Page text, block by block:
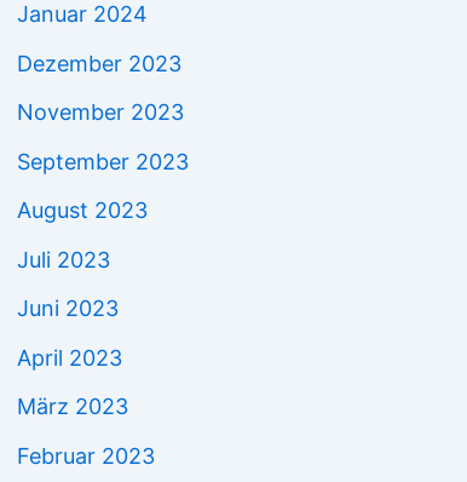
Januar 2024
Dezember 2023
November 2023
September 2023
August 2023
Juli 2023
Juni 2023
April 2023
März 2023
Februar 2023